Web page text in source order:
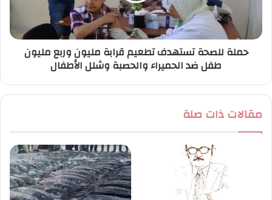
حملة للصحة تستهدف تطعيم قرابة مليون وربع مليون
طفل ضد الحميراء والحصبة وشلل الأطفال
مقالات ذات صلة